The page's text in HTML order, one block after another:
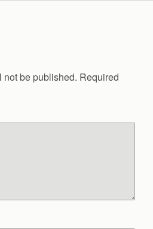
be published. Required